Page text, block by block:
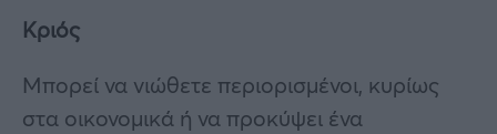
Κριός
Μπορεί να νιώθετε περιορισμένοι, κυρίως
στα οικονομικά ή να προκύψει ένα